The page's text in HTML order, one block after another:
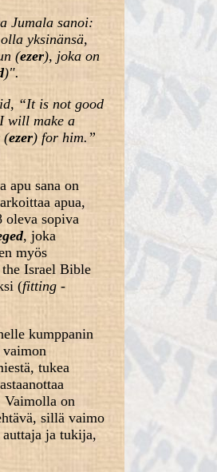
Jumala sanoi:
yksinänsä,
(ezer), joka on
)".
“It is not good
will make a
(ezer) for him.”
apu sana on
apua,
oleva sopiva
, joka
myös
Israel Bible
(fitting -
kumppanin
tukea
Vaimolla on
sillä vaimo
ja tukija,